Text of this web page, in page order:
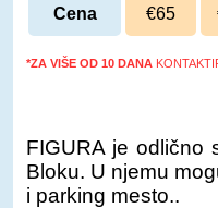
danu
Cena €65
*ZA VIŠE OD 10 DANA
FIGURA je odlično
Bloku. U njemu
i parking mesto..